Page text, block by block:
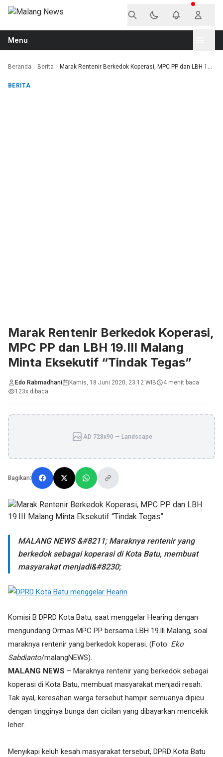
Langsung ke konten
Menu
Beranda Berita Marak Rentenir Berkedok Koperasi, MPC PP dan LBH 1...
BERITA
Marak Rentenir Berkedok Koperasi,
MPC PP dan LBH 19.III Malang
Minta Eksekutif “Tindak Tegas”
Edo Rabmadhani Kamis, 18 Juni 2020, 23:12 WIB
4 menit baca
123x dibaca
AD 728x90 — Landscape
Bagikan:
MALANG NEWS &#8211; Maraknya rentenir yang
berkedok sebagai koperasi di Kota Batu, membuat
masyarakat menjadi&#8230;
Komisi B DPRD Kota Batu, saat menggelar Hearing dengan
mengundang Ormas MPC PP bersama LBH 19.lll Malang, soal
maraknya rentenir yang berkedok koperasi. (Foto: Eko
Sabdianto/malangNEWS).
MALANG NEWS – Maraknya rentenir yang berkedok sebagai
koperasi di Kota Batu, membuat masyarakat menjadi resah.
Tak ayal, keresahan warga tersebut hampir semuanya dipicu
dengan tingginya bunga dan cicilan yang dibayarkan mencekik
leher.
Menyikapi keluh kesah masyarakat tersebut, DPRD Kota Batu